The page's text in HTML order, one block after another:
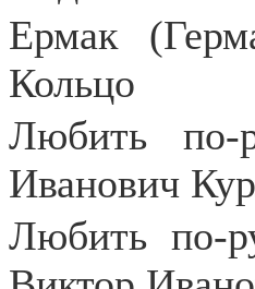
Ермак
Кольцо
Любить по-
Иванович
Любить по-